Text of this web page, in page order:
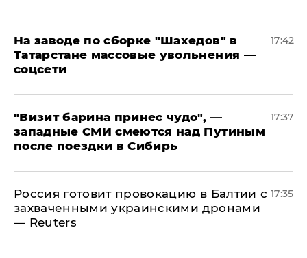
На заводе по сборке "Шахедов" в
Татарстане массовые увольнения —
соцсети
17:42
"Визит барина принес чудо", —
западные СМИ смеются над Путиным
после поездки в Сибирь
17:37
​Россия готовит провокацию в Балтии с
захваченными украинскими дронами
— Reuters
17:35